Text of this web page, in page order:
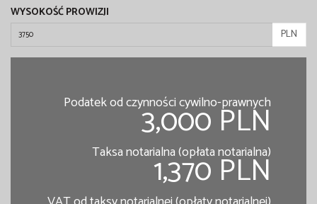
WYSOKOŚĆ PROWIZJI
PLN
Podatek od czynności cywilno-prawnych
3,000 PLN
Taksa notarialna (opłata notarialna)
1,370 PLN